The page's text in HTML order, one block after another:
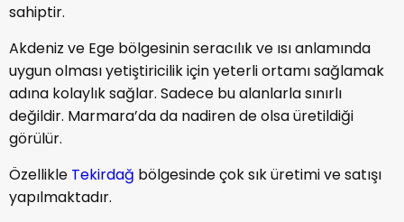
sahiptir.
Akdeniz ve Ege bölgesinin seracılık ve ısı anlamında
uygun olması yetiştiricilik için yeterli ortamı sağlamak
adına kolaylık sağlar. Sadece bu alanlarla sınırlı
değildir. Marmara’da da nadiren de olsa üretildiği
görülür.
Özellikle Tekirdağ bölgesinde çok sık üretimi ve satışı
yapılmaktadır.